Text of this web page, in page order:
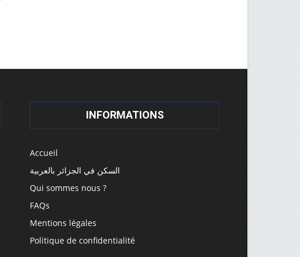
INFORMATIONS
Accueil
السكن في الجزائر بالعربية
Qui sommes nous ?
FAQs
Mentions légales
Politique de confidentialité